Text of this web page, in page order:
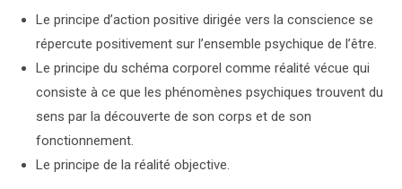
Le principe d’action positive dirigée vers la conscience se
répercute positivement sur l’ensemble psychique de l’être.
Le principe du schéma corporel comme réalité vécue qui
consiste à ce que les phénomènes psychiques trouvent du
sens par la découverte de son corps et de son
fonctionnement.
Le principe de la réalité objective.